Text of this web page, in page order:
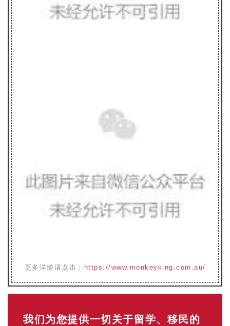
更多详情请点击： https://www.monkeyking.com.au/
我们为您提供一切关于留学、移民的